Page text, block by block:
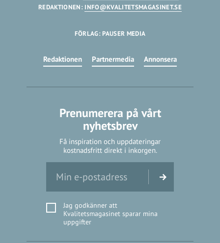
REDAKTIONEN: INFO@KVALITETSMAGASINET.SE
FÖRLAG: PAUSER MEDIA
Redaktionen Partnermedia Annonsera
Prenumerera på vårt
nyhetsbrev
Få inspiration och uppdateringar
kostnadsfritt direkt i inkorgen.
Jag godkänner att
Kvalitetsmagasinet sparar mina
uppgifter